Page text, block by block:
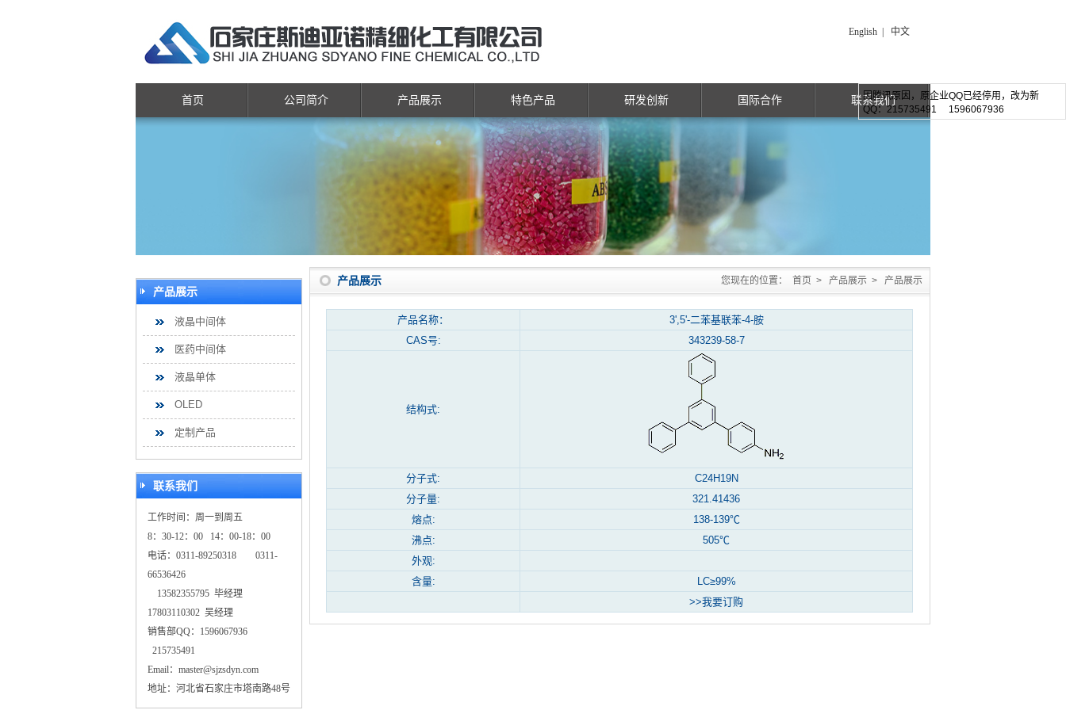
因腾讯原因，原企业QQ已经停用，改为新
QQ：215735491 1596067936
English 中文
首页 公司简介 产品展示 特色产品 研发创新 国际合作 联系我们
产品展示
液晶中间体
医药中间体
液晶单体
OLED
定制产品
联系我们
工作时间：周一到周五
8：30-12：00 14：00-18：00
电话：0311-89250318 0311-
66536426
13582355795 毕经理
17803110302 吴经理
销售部QQ：1596067936
215735491
Email：master@sjzsdyn.com
地址：河北省石家庄市塔南路48号
您现在的位置： 首页 > 产品展示 > 产品展示
产品展示
产品名称：
3',5'-二苯基联苯-4-胺
CAS号:
343239-58-7
结构式:
分子式:
C24H19N
分子量:
321.41436
熔点:
138-139℃
沸点:
505℃
外观:
含量:
LC≥99%
>>我要订购